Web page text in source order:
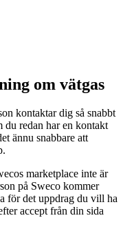
om vätgas
kontaktar dig så snabbt
redan har en kontakt
ännu snabbare att
marketplace inte är
på Sweco kommer
för det uppdrag du vill ha
accept från din sida